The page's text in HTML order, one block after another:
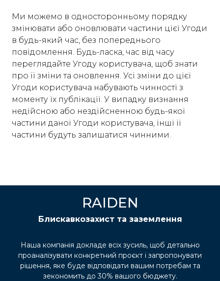
Ми можемо в односторонньому порядку
змінювати або оновлювати частини цієї Угоди
в будь-який час, без попереднього
повідомлення. Будь-ласка, час від часу
переглядайте Угоду користувача, щоб знати
про її зміни та оновлення. Усі зміни до цієї
Угоди користувача набувають чинності з
моменту їх публікації. У випадку визнання
недійсною або нездійсненною будь-якої
частини даної Угоди користувача, інші її
частини будуть залишатися чинними.
RAIDEN
Блискавкозахист та заземлення
Наша компанія докладе всіх зусиль, щоб детально
проаналізувати конкретний проєкт і запропонувати
рішення, яке буде відповідати вашим потребам та
зекономить до 30% вашого бюджету.